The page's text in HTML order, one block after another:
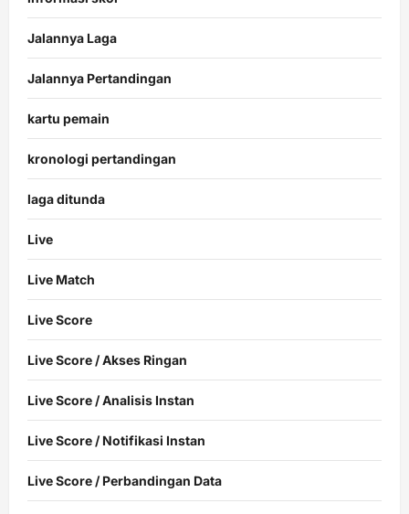
Jalannya Laga
Jalannya Pertandingan
kartu pemain
kronologi pertandingan
laga ditunda
Live
Live Match
Live Score
Live Score / Akses Ringan
Live Score / Analisis Instan
Live Score / Notifikasi Instan
Live Score / Perbandingan Data